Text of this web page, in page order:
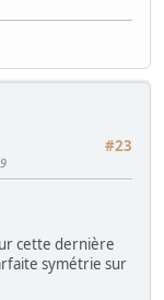
#23
cette dernière
symétrie sur